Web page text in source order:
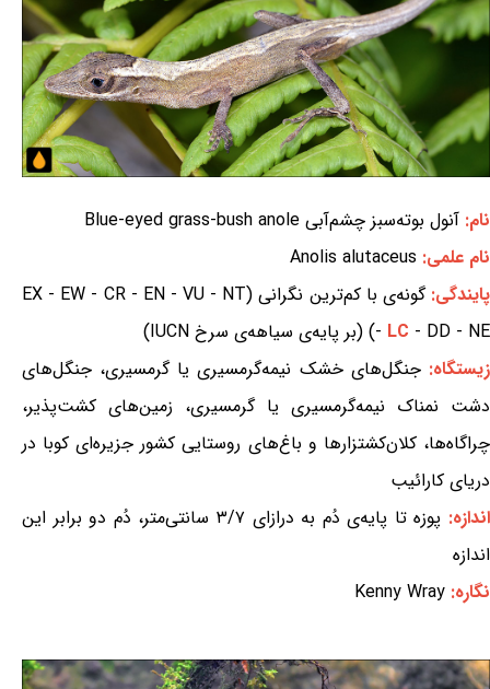
نام: آنول بوته‌سبز چشم‌آبی Blue-eyed grass-bush anole
نام علمی: Anolis alutaceus
پایندگی:
گونه‌ی با کم‌ترین نگرانی (EX - EW - CR - EN - VU - NT
- LC - DD - NE) (بر پایه‌ی سیاهه‌ی سرخ IUCN)
زیستگاه:جنگل‌های خشک نیمه‌گرمسیری یا گرمسیری، جنگل‌های
دشت نمناک نیمه‌گرمسیری یا گرمسیری، زمین‌های کشت‌پذیر،
چراگاه‌ها، کلان‌کشتزارها و باغ‌های روستایی کشور جزیره‌ای کوبا در
دریای کارائیب
اندازه:
پوزه تا پایه‌ی دُم به درازای ۳/۷ سانتی‌متر، دُم دو برابر این
اندازه
نگاره: Kenny Wray